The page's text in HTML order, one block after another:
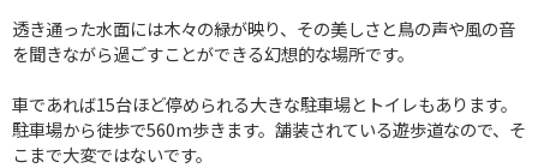
透き通った水面には木々の緑が映り、その美しさと鳥の声や風の音
を聞きながら過ごすことができる幻想的な場所です。
車であれば15台ほど停められる大きな駐車場とトイレもあります。
駐車場から徒歩で560m歩きます。舗装されている遊歩道なので、そ
こまで大変ではないです。